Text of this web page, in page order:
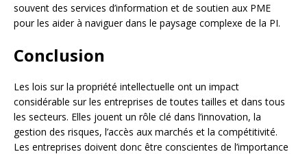
souvent des services d’information et de soutien aux PME
pour les aider à naviguer dans le paysage complexe de la PI.
Conclusion
Les lois sur la propriété intellectuelle ont un impact
considérable sur les entreprises de toutes tailles et dans tous
les secteurs. Elles jouent un rôle clé dans l’innovation, la
gestion des risques, l’accès aux marchés et la compétitivité.
Les entreprises doivent donc être conscientes de l’importance